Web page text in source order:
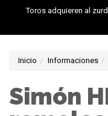
Toros adquieren al
Inicio Informaciones
Simón